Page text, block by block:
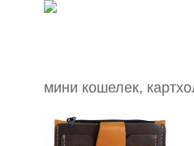
мини кошелек,